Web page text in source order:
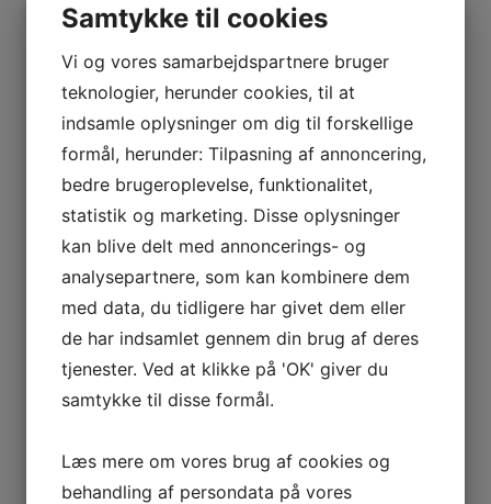
Poolview - Spørg for pris
Kontakt os for mulighederne
Navn *
Telefon
E-mail
Hvor mange skal rejse *
Samtykke til cookies
Vi og vores samarbejdspartnere bruger
teknologier, herunder cookies, til at
indsamle oplysninger om dig til forskellige
formål, herunder: Tilpasning af annoncering,
bedre brugeroplevelse, funktionalitet,
statistik og marketing. Disse oplysninger
kan blive delt med annoncerings- og
analysepartnere, som kan kombinere dem
med data, du tidligere har givet dem eller
de har indsamlet gennem din brug af deres
tjenester. Ved at klikke på 'OK' giver du
samtykke til disse formål.
Læs mere om vores brug af cookies og
behandling af persondata på vores